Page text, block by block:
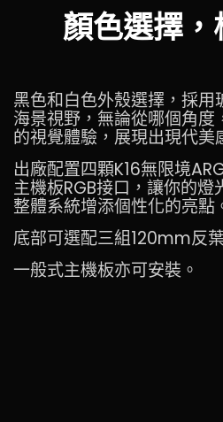
顏色選擇
黑色和白色外殼選擇，採
海景視野，無論從哪個角
的視覺體驗，展現出現代美
出廠配置四顆K16無限境
主機板RGB接口，讓你的
整體系統增添個性化的亮點
底部可選配三組120mm反
一般式主機板亦可安裝。